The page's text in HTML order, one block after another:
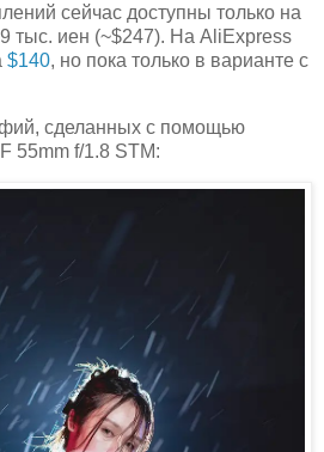
сейчас доступны только на
тыс. иен (~$247). На AliExpress
$140, но пока только в варианте с
сделанных с помощью
55mm f/1.8 STM: